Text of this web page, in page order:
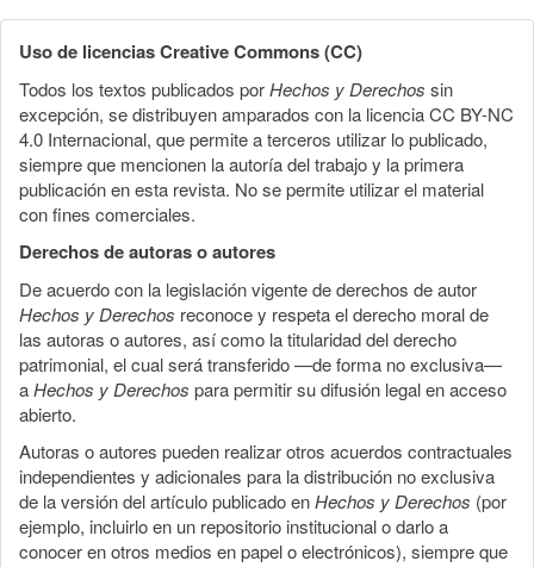
Uso de licencias Creative Commons (CC)
Todos los textos publicados porHechos y Derechos sin
excepción, se distribuyen amparados con la licencia CC BY-NC
4.0 Internacional, que permite a terceros utilizar lo publicado,
siempre que mencionen la autoría del trabajo y la primera
publicación en esta revista. No se permite utilizar el material
con fines comerciales.
Derechos de autoras o autores
De acuerdo con la legislación vigente de derechos de autor
Hechos y Derechos reconoce y respeta el derecho moral de
las autoras o autores, así como la titularidad del derecho
patrimonial, el cual será transferido —de forma no exclusiva—
aHechos y Derechos para permitir su difusión legal en acceso
abierto.
Autoras o autores pueden realizar otros acuerdos contractuales
independientes y adicionales para la distribución no exclusiva
de la versión del artículo publicado enHechos y Derechos (por
ejemplo, incluirlo en un repositorio institucional o darlo a
conocer en otros medios en papel o electrónicos), siempre que